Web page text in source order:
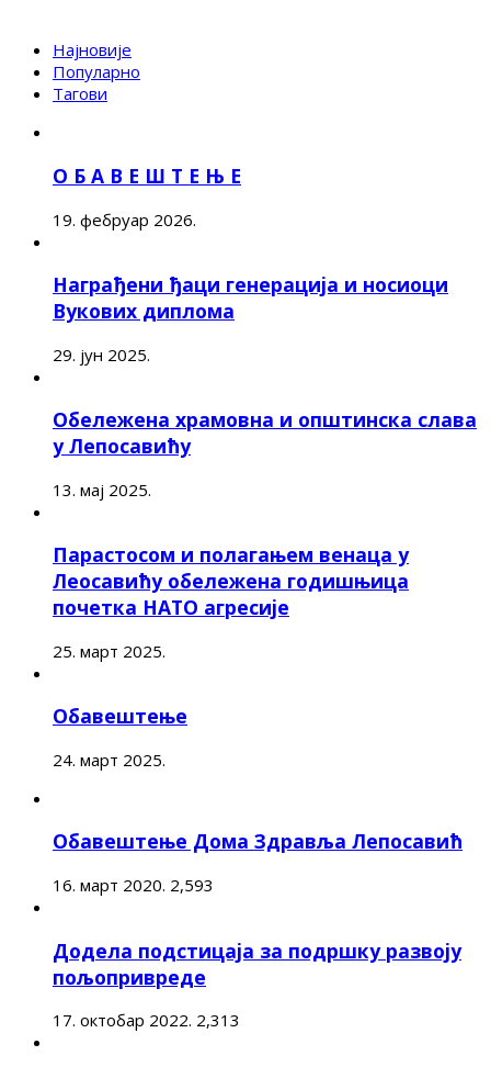
Најновије
Популарно
Тагови
О Б А В Е Ш Т Е Њ Е
19. фебруар 2026.
Награђени ђаци генерација и носиоци
Вукових диплома
29. јун 2025.
Обележена храмовна и општинска слава
у Лепосавићу
13. мај 2025.
Парастосом и полагањем венаца у
Леосавићу обележена годишњица
почетка НАТО агресије
25. март 2025.
Обавештење
24. март 2025.
Обавештење Дома Здравља Лепосавић
16. март 2020. 2,593
Додела подстицаја за подршку развоју
пољопривреде
17. октобар 2022. 2,313